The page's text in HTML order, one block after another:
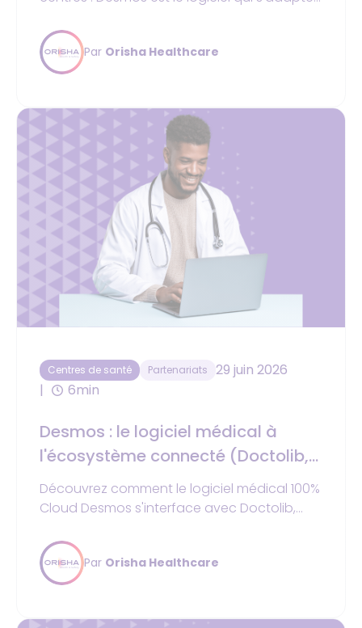
Par Orisha Healthcare
Centres de santé Partenariats
29 juin 2026
6min
Desmos : le logiciel médical à
l'écosystème connecté (Doctolib,
Synapse, WeDiagnostix)
Découvrez comment le logiciel médical 100%
Cloud Desmos s'interface avec Doctolib,
gestion de votre centre de santé ou MSP.
Par Orisha Healthcare